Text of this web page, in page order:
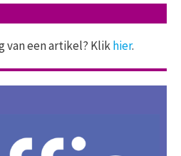
van een artikel? Klikhier.